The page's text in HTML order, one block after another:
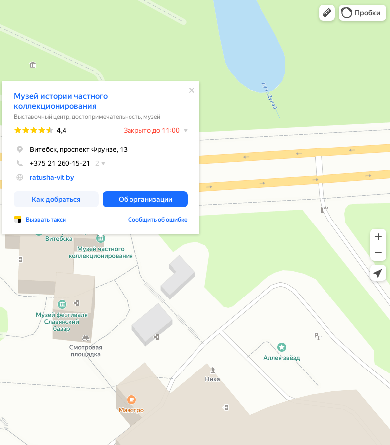
Пробки
Музей истории частного
коллекционирования
Выставочный центр, достопримечательность, музей
Рейтинг
4,4 Закрыто до 11:00
Витебск, проспект Фрунзе, 13
+375 21 260-15-21
2
ratusha-vit.by
Как добраться Об организации
Вызвать такси Сообщить об ошибке